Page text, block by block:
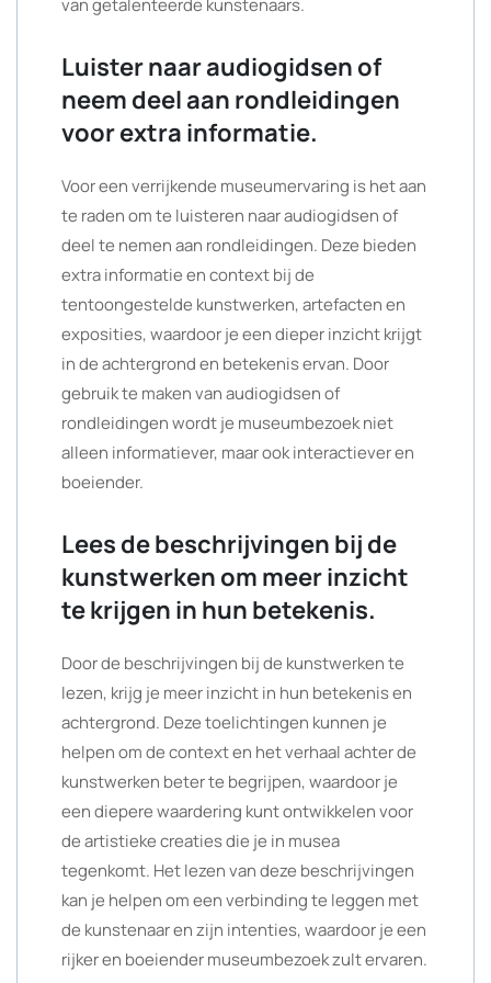
van getalenteerde kunstenaars.
Luister naar audiogidsen of
neem deel aan rondleidingen
voor extra informatie.
Voor een verrijkende museumervaring is het aan
te raden om te luisteren naar audiogidsen of
deel te nemen aan rondleidingen. Deze bieden
extra informatie en context bij de
tentoongestelde kunstwerken, artefacten en
exposities, waardoor je een dieper inzicht krijgt
in de achtergrond en betekenis ervan. Door
gebruik te maken van audiogidsen of
rondleidingen wordt je museumbezoek niet
alleen informatiever, maar ook interactiever en
boeiender.
Lees de beschrijvingen bij de
kunstwerken om meer inzicht
te krijgen in hun betekenis.
Door de beschrijvingen bij de kunstwerken te
lezen, krijg je meer inzicht in hun betekenis en
achtergrond. Deze toelichtingen kunnen je
helpen om de context en het verhaal achter de
kunstwerken beter te begrijpen, waardoor je
een diepere waardering kunt ontwikkelen voor
de artistieke creaties die je in musea
tegenkomt. Het lezen van deze beschrijvingen
kan je helpen om een verbinding te leggen met
de kunstenaar en zijn intenties, waardoor je een
rijker en boeiender museumbezoek zult ervaren.